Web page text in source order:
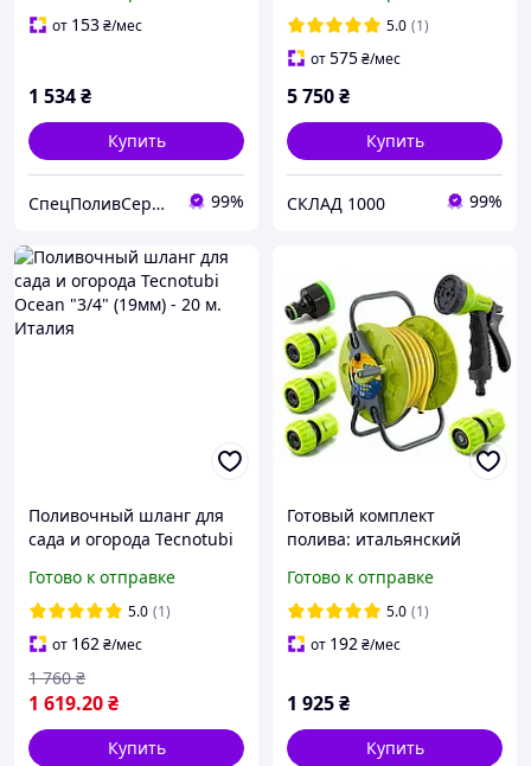
3/4 30)
от 153₴/мес
1 534₴
Купить
СпецПоливСервис - cистемы автоматического полива Hunter. 99%
катушка и премиум
фитинги
5.0 (1)
от575₴/мес
5 750₴
Купить
СКЛАД 1000 99%
Поливочный шланг для
сада и огорода Tecnotubi
Италия
Готово к отправке
5.0 (1)
от 162₴/мес
1 619.20₴
1 760 ₴
Купить
Готовый комплект
полива: итальянский
пистолет и фитинги
Готово к отправке
5.0 (1)
от 192₴/мес
1 925₴
Купить